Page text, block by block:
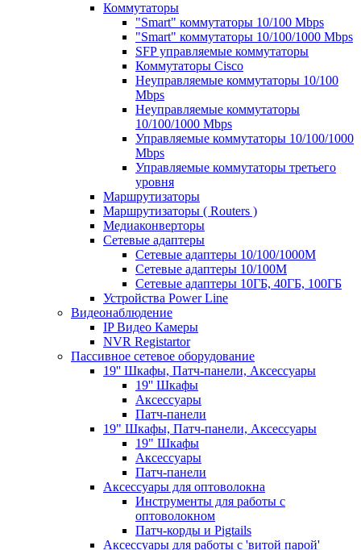
Коммутаторы
"Smart" коммутаторы 10/100 Mbps
"Smart" коммутаторы 10/100/1000 Mbps
SFP управляемые коммутаторы
Коммутаторы Cisco
Неуправляемые коммутаторы 10/100
Mbps
Неуправляемые коммутаторы
10/100/1000 Mbps
Управляемые коммутаторы 10/100/1000
Mbps
Управляемые коммутаторы третьего
уровня
Маршрутизаторы
Маршрутизаторы ( Routers )
Медиаконверторы
Сетевые адаптеры
Сетевые адаптеры 10/100/1000М
Сетевые адаптеры 10/100M
Сетевые адаптеры 10ГБ, 40ГБ, 100ГБ
Устройства Power Line
Видеонаблюдение
IP Видео Камеры
NVR Registartor
Пассивное сетевое оборудование
19'' Шкафы, Патч-панели, Аксессуары
19'' Шкафы
Аксессуары
Патч-панели
19" Шкафы, Патч-панели, Аксессуары
19" Шкафы
Аксессуары
Патч-панели
Аксессуары для оптоволокна
Инструменты для работы с
оптоволокном
Патч-корды и Pigtails
Аксессуары для работы с 'витой парой'